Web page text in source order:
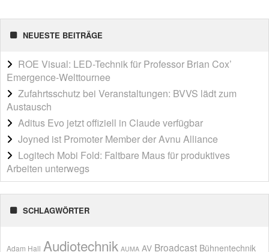
NEUESTE BEITRÄGE
ROE Visual: LED-Technik für Professor Brian Cox’
Emergence-Welttournee
Zufahrtsschutz bei Veranstaltungen: BVVS lädt zum
Austausch
Aditus Evo jetzt offiziell in Claude verfügbar
Joyned ist Promoter Member der Avnu Alliance
Logitech Mobi Fold: Faltbare Maus für produktives
Arbeiten unterwegs
SCHLAGWÖRTER
Adam Hall Audiotechnik AUMA AV Broadcast Bühnentechnik